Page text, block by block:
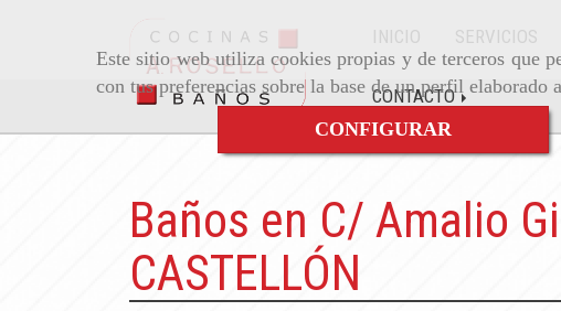
Este sitio web utiliza cookies propias y de terceros que
con tus preferencias sobre la base de un perfil
CONFIGURAR
INICIO SERVICIOS
CONTACTO
Baños en C/ Amalio
CASTELLÓN